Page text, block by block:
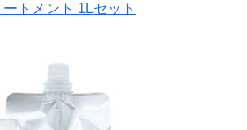
トメント 1Lセット